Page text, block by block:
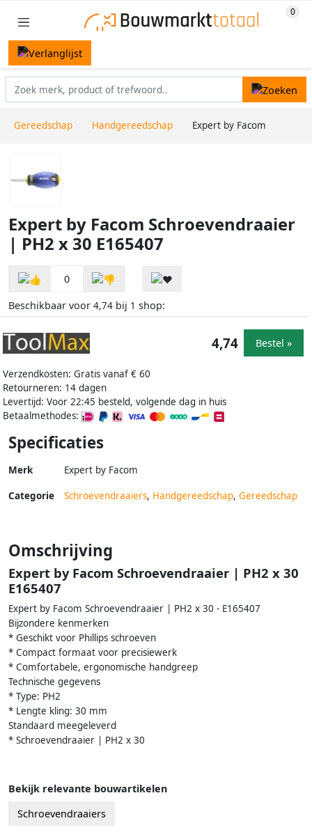
Gereedschap Handgereedschap Expert by Facom
Expert by Facom Schroevendraaier
| PH2 x 30 E165407
0
Beschikbaar voor 4,74 bij 1 shop:
Verzendkosten: Gratis vanaf € 60
Retourneren: 14 dagen
Levertijd: Voor 22:45 besteld, volgende dag in huis
Betaalmethodes:
4,74 Bestel »
Specificaties
Merk Expert by Facom
Categorie Schroevendraaiers, Handgereedschap, Gereedschap
Omschrijving
Expert by Facom Schroevendraaier | PH2 x 30
E165407
Expert by Facom Schroevendraaier | PH2 x 30 - E165407
Bijzondere kenmerken
* Geschikt voor Phillips schroeven
* Compact formaat voor precisiewerk
* Comfortabele, ergonomische handgreep
Technische gegevens
* Type: PH2
* Lengte kling: 30 mm
Standaard meegeleverd
* Schroevendraaier | PH2 x 30
Bekijk relevante bouwartikelen
Schroevendraaiers